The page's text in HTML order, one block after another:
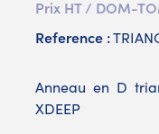
Prix HT / DOM-
Reference :
Anneau en D
XDEEP